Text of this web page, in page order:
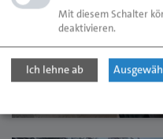
Mit diesem Schalter
deaktivieren.
Ich lehne ab